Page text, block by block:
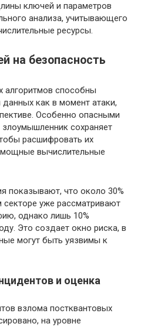
ключей и параметров
анализа, учитывающего
ресурсы.
на безопасность
алгоритмов способны
как в момент атаки,
Особенно опасными
злоумышленник сохраняет
расшифровать их
вычислительные
показывают, что около 30%
уже рассматривают
однако лишь 10%
Это создает окно риска, в
могут быть уязвимы к
и оценка
взлома постквантовых
на уровне